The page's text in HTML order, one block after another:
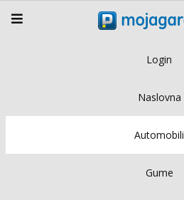
Login
Naslovna
Automobili
Gume